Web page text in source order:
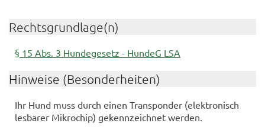
Rechtsgrundlage(n)
§ 15 Abs. 3 Hundegesetz - HundeG LSA
Hinweise (Besonderheiten)
Ihr Hund muss durch einen Transponder (elektronisch
lesbarer Mikrochip) gekennzeichnet werden.